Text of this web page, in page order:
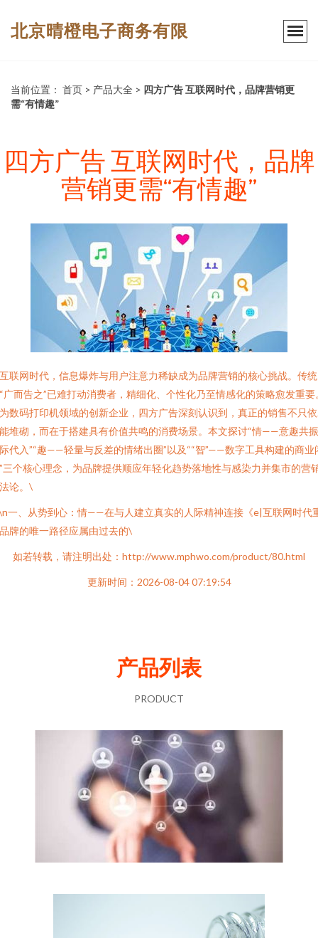
北京晴橙电子商务有限
当前位置： 首页 > 产品大全 > 四方广告 互联网时代，品牌营销更
需“有情趣”
四方广告 互联网时代，品牌
营销更需“有情趣”
联网时代，信息爆炸与用户注意力稀缺成为品牌营销的核心挑战。传统
广而告之”已难打动消费者，精细化、个性化乃至情感化的策略愈发重要
数码打印机领域的创新企业，四方广告深刻认识到，真正的销售不只
堆砌，而在于搭建具有价值共鸣的消费场景。本文探讨“情——意趣共
代入”“趣——轻量与反差的情绪出圈”以及““智”——数字工具构建的商业
三个核心理念，为品牌提供顺应年轻化趋势落地性与感染力并集市的营
论。\
一、从势到心：情——在与人建立真实的人际精神连接《e|互联网时代
牌的唯一路径应属由过去的\
如若转载，请注明出处：http://www.mphwo.com/product/80.html
更新时间：2026-08-04 07:19:54
产品列表
PRODUCT